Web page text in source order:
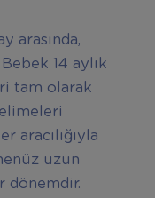
arasında,
14 aylık
tam olarak
aracılığıyla
uzun
dönemdir.